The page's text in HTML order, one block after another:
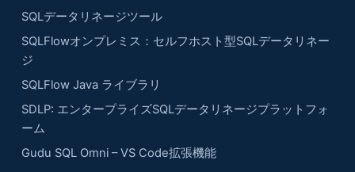
SQLデータリネージツール
SQLFlowオンプレミス：セルフホスト型SQLデータリネー
ジ
SQLFlow Java ライブラリ
SDLP: エンタープライズSQLデータリネージプラットフォ
ーム
Gudu SQL Omni – VS Code拡張機能